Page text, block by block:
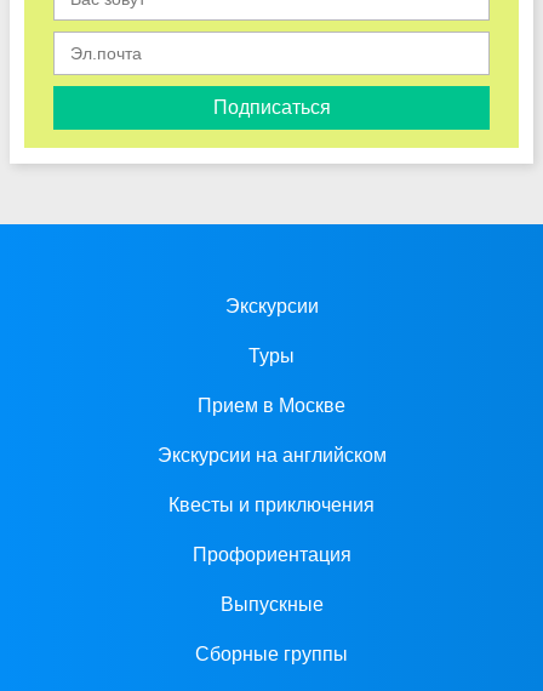
Подписаться
Экскурсии
Туры
Прием в Москве
Экскурсии на английском
Квесты и приключения
Профориентация
Выпускные
Сборные группы